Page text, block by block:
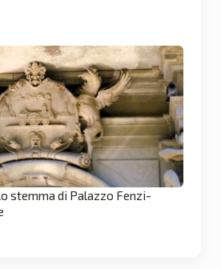
stemma di Palazzo Fenzi-